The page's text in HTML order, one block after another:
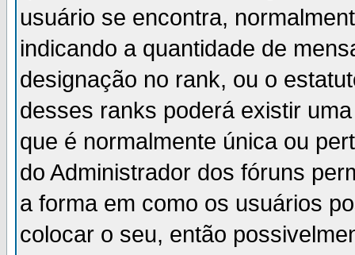
usuário se encontra,
indicando a quantidade de
designação no rank, ou o
desses ranks poderá existir
que é normalmente única ou
do Administrador dos fóruns
a forma em como os usuários
colocar o seu, então